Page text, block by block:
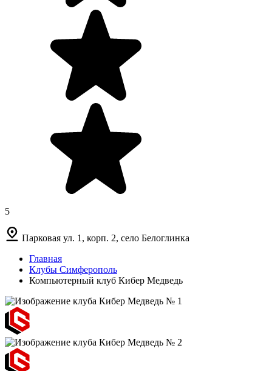
5
Парковая ул. 1, корп. 2, село Белоглинка
Главная
Клубы Симферополь
Компьютерный клуб Кибер Медведь